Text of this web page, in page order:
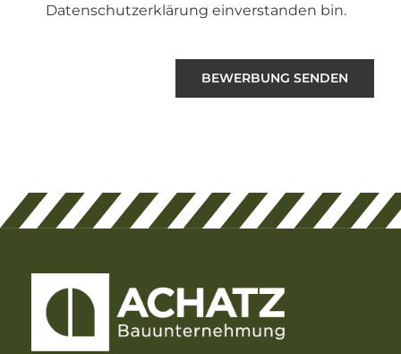
Datenschutzerklärung einverstanden bin.
BEWERBUNG SENDEN